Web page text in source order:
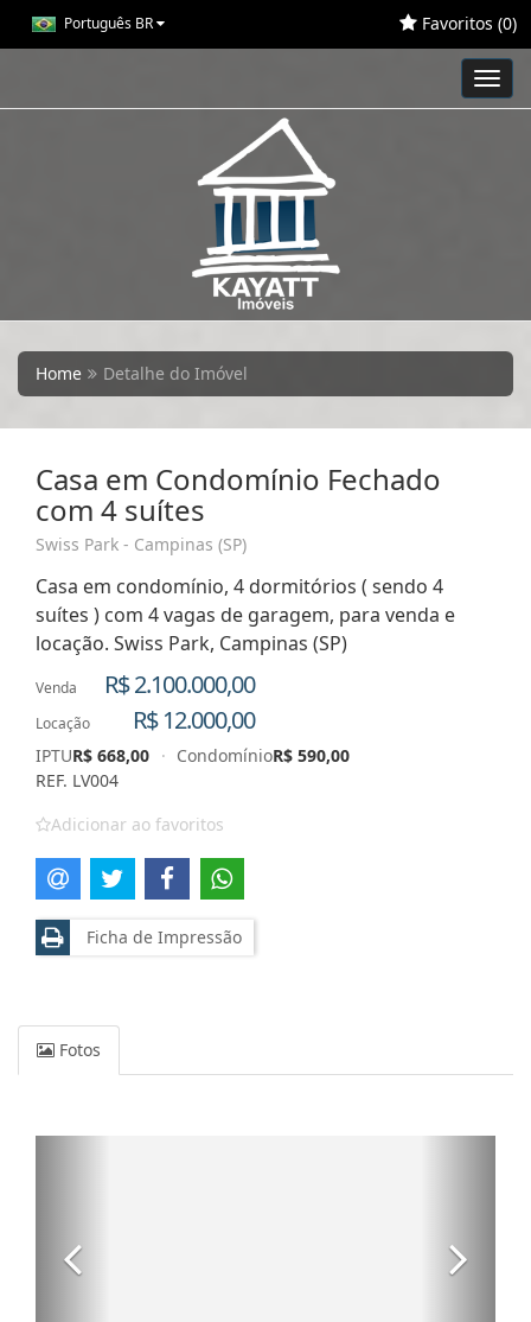
Português BR Favoritos (0)
Home Detalhe do Imóvel
Casa em Condomínio Fechado
com 4 suítes
Swiss Park - Campinas (SP)
Casa em condomínio, 4 dormitórios ( sendo 4
suítes ) com 4 vagas de garagem, para venda e
locação. Swiss Park, Campinas (SP)
Venda R$ 2.100.000,00
Locação R$ 12.000,00
IPTUR$ 668,00 · CondomínioR$ 590,00
REF. LV004
Adicionar ao favoritos
Ficha de Impressão
Fotos